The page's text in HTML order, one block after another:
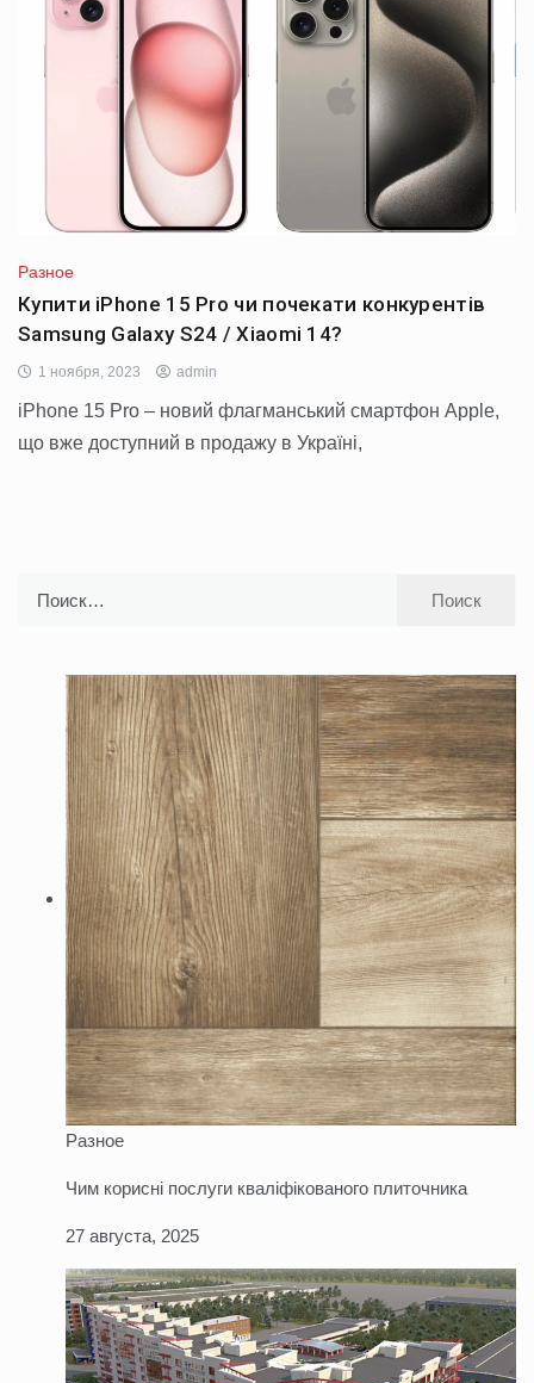
Разное
Купити iPhone 15 Pro чи почекати конкурентів
Samsung Galaxy S24 / Xiaomi 14?
1 ноября, 2023 admin
iPhone 15 Pro – новий флагманський смартфон Apple,
що вже доступний в продажу в Україні,
Разное
Чим корисні послуги кваліфікованого плиточника
27 августа, 2025